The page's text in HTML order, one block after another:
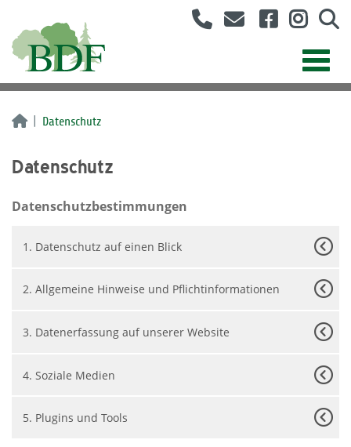
Datenschutz
Datenschutz
Datenschutzbestimmungen
1. Datenschutz auf einen Blick
2. Allgemeine Hinweise und Pflichtinformationen
3. Datenerfassung auf unserer Website
4. Soziale Medien
5. Plugins und Tools